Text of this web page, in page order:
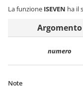
La funzione ISEVEN ha il
Argomento
numero
Note